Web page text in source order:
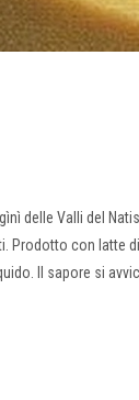
delle Valli del
Prodotto con latte
Il sapore si